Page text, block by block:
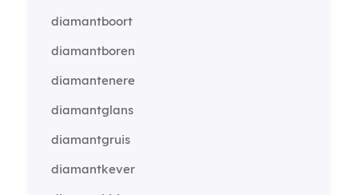
diamantboort
diamantboren
diamantenere
diamantglans
diamantgruis
diamantkever